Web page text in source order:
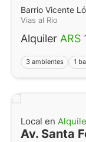
Barrio Vicente
Vias al Rio
Alquiler ARS
3 ambientes 1
Local en
Av. Santa